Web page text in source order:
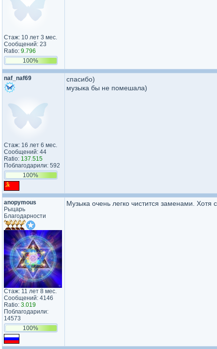
Стаж: 10 лет 3 мес.
Сообщений: 23
Ratio: 9.796
100%
naf_naf69
Стаж: 16 лет 6 мес.
Сообщений: 44
Ratio: 137.515
Поблагодарили: 592
100%
спасибо)
музыка бы не помешала)
anopymous
Рыцарь
Благодарности
Стаж: 11 лет 8 мес.
Сообщений: 4146
Ratio: 3.019
Поблагодарили:
14573
100%
Музыка очень легко чистится заменами. Хотя